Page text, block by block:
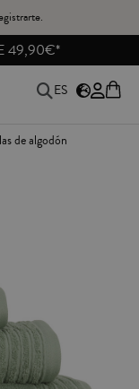
49,90€*
ES
de algodón